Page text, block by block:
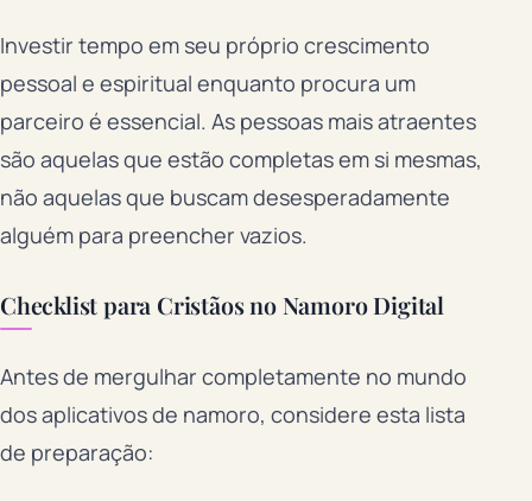
Investir tempo em seu próprio crescimento
pessoal e espiritual enquanto procura um
parceiro é essencial. As pessoas mais atraentes
são aquelas que estão completas em si mesmas,
não aquelas que buscam desesperadamente
alguém para preencher vazios.
Checklist para Cristãos no Namoro Digital
Antes de mergulhar completamente no mundo
dos aplicativos de namoro, considere esta lista
de preparação: